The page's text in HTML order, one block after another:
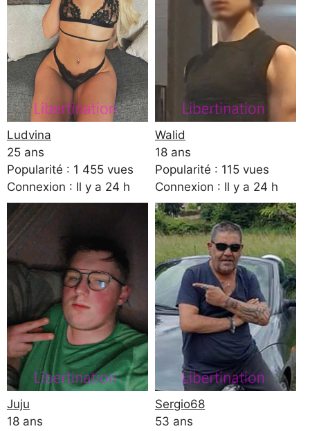
Ludvina
25 ans
Popularité : 1 455 vues
Connexion : Il y a 24 h
Walid
18 ans
Popularité : 115 vues
Connexion : Il y a 24 h
Juju
18 ans
Sergio68
53 ans